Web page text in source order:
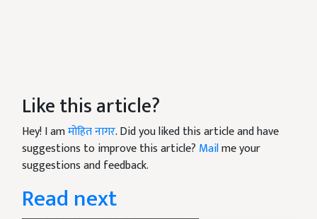
Like this article?
Hey! I amमोहित नागर. Did you liked this article and have
suggestions to improve this article? Mailme your
suggestions and feedback.
Read next